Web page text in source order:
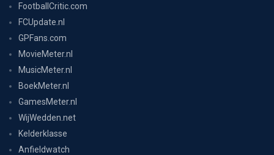
FootballCritic.com
FCUpdate.nl
GPFans.com
MovieMeter.nl
MusicMeter.nl
BoekMeter.nl
GamesMeter.nl
WijWedden.net
Kelderklasse
Anfieldwatch